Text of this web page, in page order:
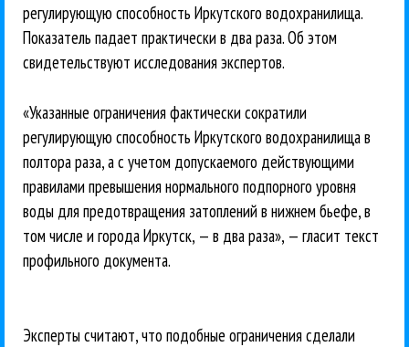
регулирующую способность Иркутского водохранилища.
Показатель падает практически в два раза. Об этом
свидетельствуют исследования экспертов.
«Указанные ограничения фактически сократили
регулирующую способность Иркутского водохранилища в
полтора раза, а с учетом допускаемого действующими
правилами превышения нормального подпорного уровня
воды для предотвращения затоплений в нижнем бьефе, в
том числе и города Иркутск, — в два раза», — гласит текст
профильного документа.
Эксперты считают, что подобные ограничения сделали